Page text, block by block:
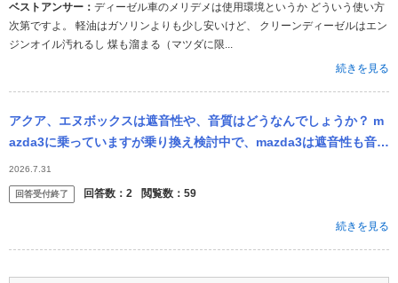
ベストアンサー： ディーゼル車のメリデメは使用環境というか どういう使い方
次第ですよ。 軽油はガソリンよりも少し安いけど、 クリーンディーゼルはエン
ジンオイル汚れるし 煤も溜まる（マツダに限...
続きを見る
アクア、エヌボックスは遮音性や、音質はどうなんでしょうか？ m
azda3に乗っていますが乗り換え検討中で、mazda3は遮音性も音質
も良いなと感じているので、物足りなくなるのか気になっていま
す。 大き
2026.7.31
回答受付終了 回答数： 2 閲覧数： 59
続きを見る